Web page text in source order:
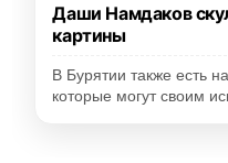
Даши Намдаков
картины
В Бурятии также есть
которые могут своим